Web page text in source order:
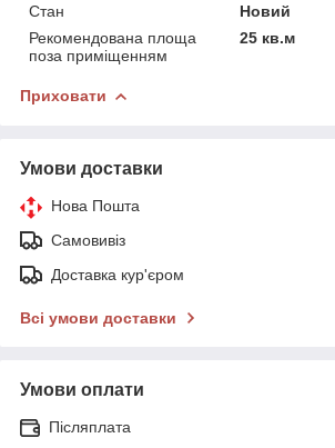
Стан
Новий
Рекомендована площа
поза приміщенням
25 кв.м
Приховати
Умови доставки
Нова Пошта
Самовивіз
Доставка кур'єром
Всі умови доставки
Умови оплати
Післяплата